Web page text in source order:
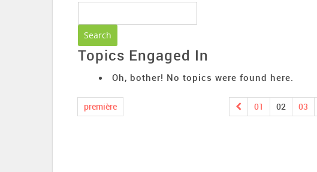
Topics Engaged In
Oh, bother! No topics were found here.
première 01 02 03